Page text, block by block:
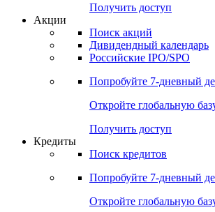
Получить доступ
Акции
Поиск акций
Дивидендный календарь
Российские IPO/SPO
Попробуйте 7-дневный
Откройте глобальную
Получить доступ
Кредиты
Поиск кредитов
Попробуйте 7-дневный
Откройте глобальную